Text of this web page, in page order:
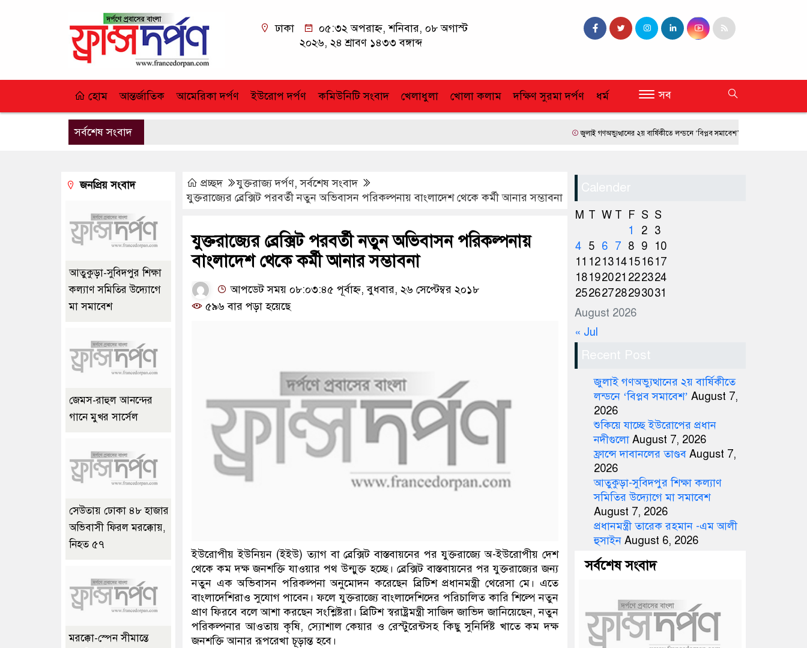
ঢাকা
০৫:৩২ অপরাহ্ন, শনিবার, ০৮ অগাস্ট
২০২৬, ২৪ শ্রাবণ ১৪৩৩ বঙ্গাব্দ
হোম আন্তর্জাতিক আমেরিকা দর্পণ ইউরোপ দর্পণ কমিউনিটি সংবাদ খেলাধুলা খোলা কলাম দক্ষিণ সুরমা দর্পণ ধর্ম সব
সর্বশেষ সংবাদ জুলাই গণঅভ্যুত্থানের ২য় বার্ষিকীতে লন্ডনে ‘বিপ্লব সমাবেশ’ ফ্রান্সে দাবানলের তাণ্ডব
প্রচ্ছদ যুক্তরাজ্য দর্পণ,সর্বশেষ সংবাদ
যুক্তরাজ্যের ব্রেক্সিট পরবর্তী নতুন অভিবাসন পরিকল্পনায় বাংলাদেশ থেকে কর্মী আনার সম্ভাবনা
যুক্তরাজ্যের ব্রেক্সিট পরবর্তী নতুন অভিবাসন পরিকল্পনায়
বাংলাদেশ থেকে কর্মী আনার সম্ভাবনা
আপডেট সময় ০৮:০৩:৪৫ পূর্বাহ্ন, বুধবার, ২৬ সেপ্টেম্বর ২০১৮
৫৯৬ বার পড়া হয়েছে
ইউরোপীয় ইউনিয়ন (ইইউ) ত্যাগ বা ব্রেক্সিট বাস্তবায়নের পর যুক্তরাজ্যে অ-ইউরোপীয় দেশ
থেকে কম দক্ষ জনশক্তি যাওয়ার পথ উন্মুক্ত হচ্ছে। ব্রেক্সিট বাস্তবায়নের পর যুক্তরাজ্যের জন্য
নতুন এক অভিবাসন পরিকল্পনা অনুমোদন করেছেন ব্রিটিশ প্রধানমন্ত্রী থেরেসা মে। এতে
বাংলাদেশিরাও সুযোগ পাবেন। ফলে যুক্তরাজ্যে বাংলাদেশিদের পরিচালিত কারি শিল্পে নতুন
প্রাণ ফিরবে বলে আশা করছেন সংশ্লিষ্টরা। ব্রিটিশ স্বরাষ্ট্রমন্ত্রী সাজিদ জাভিদ জানিয়েছেন, নতুন
পরিকল্পনার ‌আওতায় কৃষি, স্যোশাল কেয়ার ও রেস্টুরেন্টসহ কিছু সুনির্দিষ্ট খাতে কম দক্ষ
জনশক্তি আনার রূপরেখা চূড়ান্ত হবে।
জনপ্রিয় সংবাদ
আতুকুড়া-সুবিদপুর শিক্ষা
কল্যাণ সমিতির উদ্যোগে
মা সমাবেশ
জেমস-রাহুল আনন্দের
গানে মুখর সার্সেল
সেউতায় ঢোকা ৪৮ হাজার
অভিবাসী ফিরল মরক্কোয়,
নিহত ৫৭
মরক্কো-স্পেন সীমান্তে
Calender
August 2026
M T W T F S S
1
2 3
4 5 6 7 8 9
10
11 121314151617
18192021 222324
25262728293031
« Jul
Recent Post
জুলাই গণঅভ্যুত্থানের ২য় বার্ষিকীতে
লন্ডনে ‘বিপ্লব সমাবেশ’ August 7,
2026
শুকিয়ে যাচ্ছে ইউরোপের প্রধান
নদীগুলো August 7, 2026
ফ্রান্সে দাবানলের তাণ্ডব August 7,
2026
আতুকুড়া-সুবিদপুর শিক্ষা কল্যাণ
সমিতির উদ্যোগে মা সমাবেশ
August 7, 2026
প্রধানমন্ত্রী তারেক রহমান -এম আলী
হুসাইন August 6, 2026
সর্বশেষ সংবাদ